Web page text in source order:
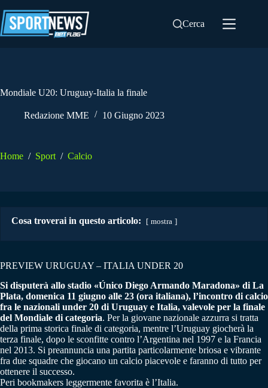
al
contenuto
Cerca
Mondiale U20: Uruguay-Italia la finale
Redazione MME 10 Giugno 2023
Home / Sport / Calcio
Cosa troverai in questo articolo: mostra
PREVIEW URUGUAY – ITALIA UNDER 20
Si disputerà allo stadio «Único Diego Armando Maradona» di La
Plata, domenica 11 giugno alle 23 (ora italiana), l’incontro di calcio
fra le nazionali under 20 di Uruguay e Italia, valevole per la finale
del Mondiale di categoria. Per la giovane nazionale azzurra si tratta
della prima storica finale di categoria, mentre l’Uruguay giocherà la
terza finale, dopo le sconfitte contro l’Argentina nel 1997 e la Francia
nel 2013. Si preannuncia una partita particolarmente briosa e vibrante
fra due squadre che giocano un calcio piacevole e faranno di tutto per
ottenere il successo.
Peri bookmakers leggermente favorita è l’Italia.